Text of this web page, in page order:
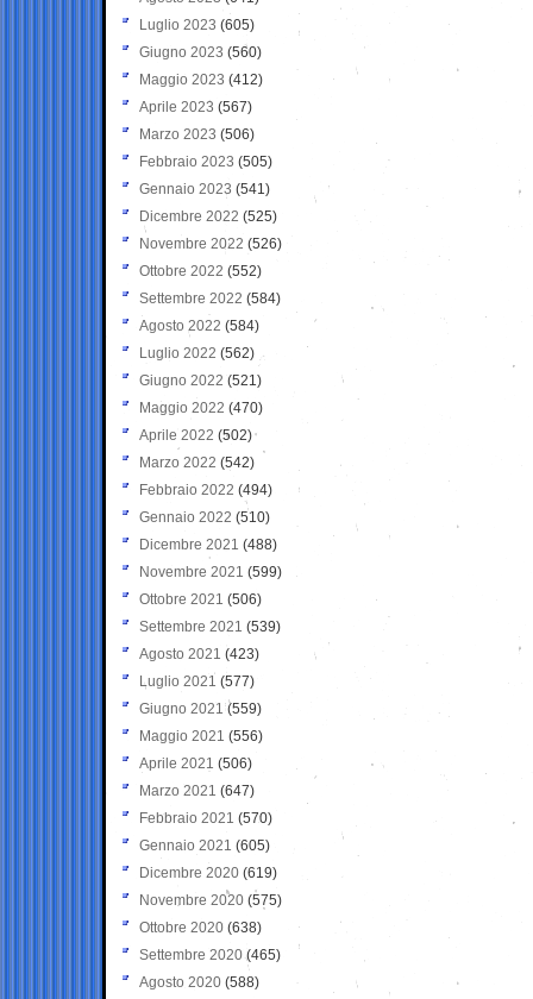
Luglio 2023 (605)
Giugno 2023 (560)
Maggio 2023 (412)
Aprile 2023 (567)
Marzo 2023 (506)
Febbraio 2023 (505)
Gennaio 2023 (541)
Dicembre 2022 (525)
Novembre 2022 (526)
Ottobre 2022 (552)
Settembre 2022 (584)
Agosto 2022 (584)
Luglio 2022 (562)
Giugno 2022 (521)
Maggio 2022 (470)
Aprile 2022 (502)
Marzo 2022 (542)
Febbraio 2022 (494)
Gennaio 2022 (510)
Dicembre 2021 (488)
Novembre 2021 (599)
Ottobre 2021 (506)
Settembre 2021 (539)
Agosto 2021 (423)
Luglio 2021 (577)
Giugno 2021(559)
Maggio 2021 (556)
Aprile 2021 (506)
Marzo 2021 (647)
Febbraio 2021 (570)
Gennaio 2021 (605)
Dicembre 2020 (619)
Novembre 2020 (575)
Ottobre 2020 (638)
Settembre 2020(465)
Agosto 2020 (588)